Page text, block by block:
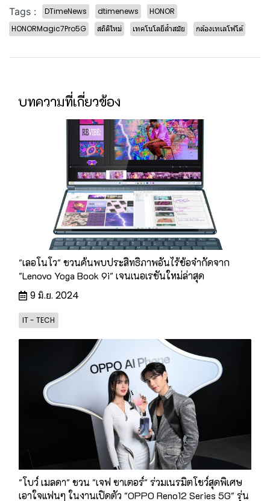
Tags : DTimeNews dtimenews
HONOR
HONORMagic7Pro5G
สถิติใหม่ เทคโนโลยีล้ำสมัย กล้องเทเลโฟโต้
บทความที่เกี่ยวข้อง
"เลอโนโว" ชวนค้นพบประสิทธิภาพอันไร้ข้อจำกัดจาก
"Lenovo Yoga Book 9i" เจนเนอเรชันใหม่ล่าสุด
9 มิ.ย. 2024
IT - TECH
"โบว์ เมลดา" ชวน "เจฟ ซาเตอร์" ร่วมเนรมิตโชว์สุดพิเศษ
เอาใจแฟนๆ ในงานเปิดตัว "OPPO Reno12 Series 5G" รุ่น